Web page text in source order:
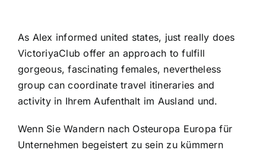
As Alex informed united states, just really does
VictoriyaClub offer an approach to fulfill
gorgeous, fascinating females, nevertheless
group can coordinate travel itineraries and
activity in Ihrem Aufenthalt im Ausland und.
Wenn Sie Wandern nach Osteuropa Europa für
Unternehmen begeistert zu sein zu kümmern